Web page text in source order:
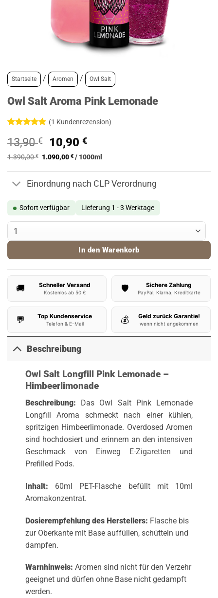
Startseite / Aromen / Owl Salt
Owl Salt Aroma Pink Lemonade
mit5von
5, basierend
auf
(1 Kundenrezension)
13,90€
Ursprünglicher
Preis
13,90 €
10,90€Aktueller
Preis
10,90 €.
1.390,00€ 1.090,00€ / 1000ml
Einordnung nach CLP Verordnung
Sofort verfügbar Lieferung 1 - 3 Werktage
Owl Salt Aroma Pink Lemonade Menge
In den Warenkorb
🚚 Schneller Versand
Kostenlos ab 50 € 🛡️ Sichere Zahlung
PayPal, Klarna, Kreditkarte
💬 Top Kundenservice
Telefon & E-Mail 💰 Geld zurück Garantie!
wenn nicht angekommen
Beschreibung
Owl Salt Longfill Pink Lemonade –
Himbeerlimonade
Beschreibung: Das Owl Salt Pink Lemonade
Longfill Aroma schmeckt nach einer kühlen,
spritzigen Himbeerlimonade. Overdosed Aromen
sind hochdosiert und erinnern an den intensiven
Geschmack von Einweg E-Zigaretten und
Prefilled Pods.
Inhalt: 60ml PET-Flasche befüllt mit 10ml
Aromakonzentrat.
Dosierempfehlung des Herstellers: Flasche bis
zur Oberkante mit Base auffüllen, schütteln und
dampfen.
Warnhinweis: Aromen sind nicht für den Verzehr
geeignet und dürfen ohne Base nicht gedampft
werden.